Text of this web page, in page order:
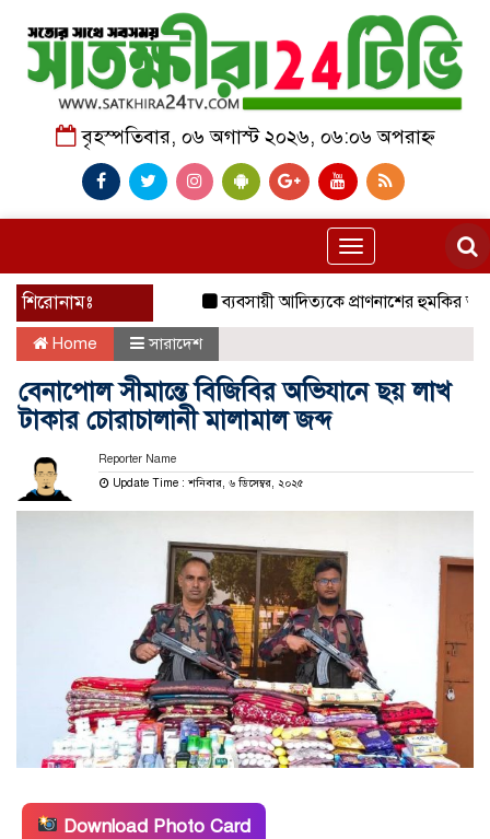
বৃহস্পতিবার, ০৬ অগাস্ট ২০২৬, ০৬:০৬ অপরাহ্ন
Toggle
navigation
শিরোনামঃ
ব্যবসায়ী আদিত্যকে প্রাণনাশের হুমকির
Home সারাদেশ
বেনাপোল সীমান্তে বিজিবির অভিযানে ছয় লাখ
টাকার চোরাচালানী মালামাল জব্দ
Reporter Name
Update Time : শনিবার, ৬ ডিসেম্বর, ২০২৫
Download Photo Card